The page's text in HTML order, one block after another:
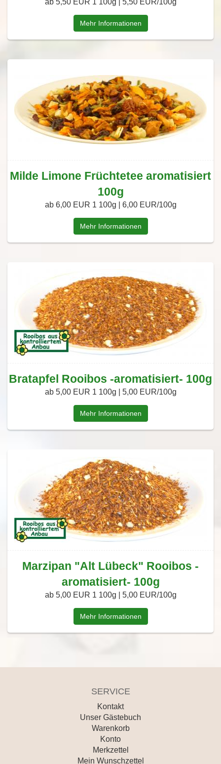
Mehr Informationen
Milde Limone Früchtetee aromatisiert
100g
ab 6,00 EUR 1 100g | 6,00 EUR/100g
Mehr Informationen
Bratapfel Rooibos -aromatisiert- 100g
ab 5,00 EUR 1 100g | 5,00 EUR/100g
Mehr Informationen
Marzipan "Alt Lübeck" Rooibos -
aromatisiert- 100g
ab 5,00 EUR 1 100g | 5,00 EUR/100g
Mehr Informationen
SERVICE
Kontakt
Unser Gästebuch
Warenkorb
Konto
Merkzettel
Mein Wunschzettel